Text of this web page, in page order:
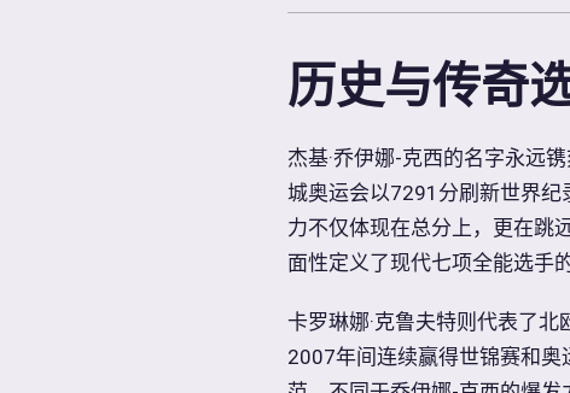
历史与传奇
杰基·乔伊娜-克西的名字永远
城奥运会以7291分刷新世界纪
力不仅体现在总分上，更在跳
面性定义了现代七项全能选手
卡罗琳娜·克鲁夫特则代表了
2007年间连续赢得世锦赛和